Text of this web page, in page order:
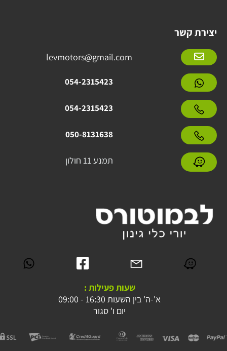
יצירת קשר
levmotors@gmail.com
054-2315423
054-2315423
050-8131638
תמנע 11 חולון
שעות פעילות :
א'-ה' בין השעות 16:30 - 09:00
יום ו' סגור